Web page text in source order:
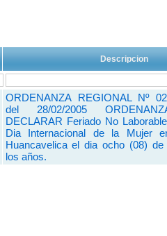
Descripcion
ORDENANZA REGIONAL Nº
del 28/02/2005
DECLARAR Feriado No
Dia Internacional de la Mujer
Huancavelica el dia ocho (08)
los años.